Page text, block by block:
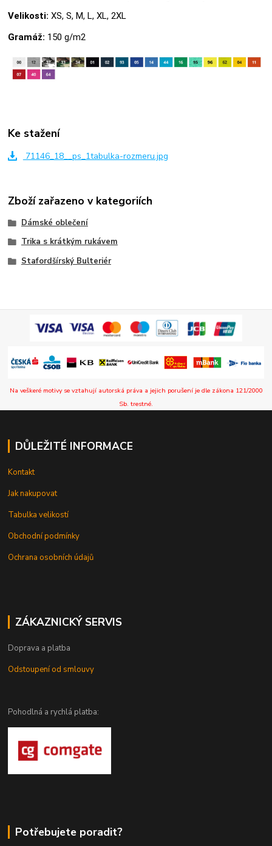
Velikosti: XS, S, M, L, XL, 2XL
Gramáž: 150 g/m2
Ke stažení
71146_18__ps_1tabulka-rozmeru.jpg
Zboží zařazeno v kategoriích
Dámské oblečení
Trika s krátkým rukávem
Stafordšírský Bulteriér
Na veškeré motivy se vztahují autorská práva a jejich porušení je dle zákona 121/2000
Sb. trestné.
DŮLEŽITÉ INFORMACE
Kontakt
Jak nakupovat
Tabulka velikostí
Obchodní podmínky
Ochrana osobních údajů
ZÁKAZNICKÝ SERVIS
Doprava a platba
Odstoupení od smlouvy
Pohodlná a rychlá platba:
Potřebujete poradit?